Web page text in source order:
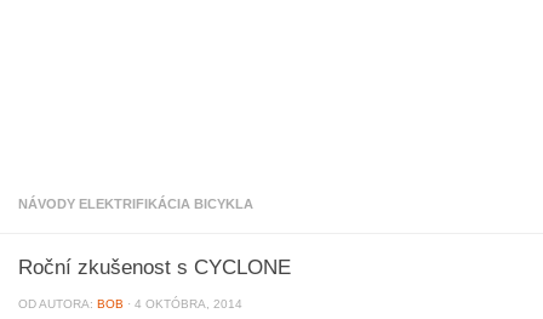
NÁVODY ELEKTRIFIKÁCIA BICYKLA
Roční zkušenost s CYCLONE
OD AUTORA: BOB · 4 OKTÓBRA, 2014